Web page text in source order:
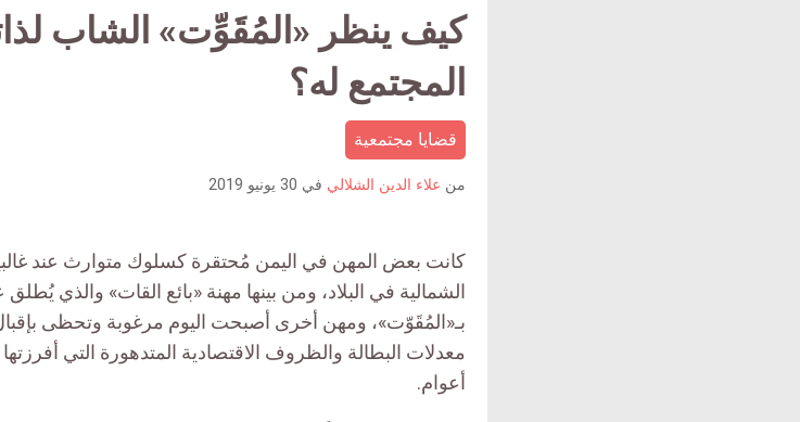
كيف ينظر «المُقَوِّت» الشاب
المجتمع له؟
قضايا مجتمعية
من علاء الدين الشلالي في 30 يونيو 2019
كانت بعض المهن في اليمن مُحتقرة كسلوك متوارث عند غالبية
الشمالية في البلاد، ومن بينها مهنة «بائع القات» والذي
بـ«المُقَوّت»، ومهن أخرى أصبحت اليوم مرغوبة وتحظى
معدلات البطالة والظروف الاقتصادية المتدهورة التي
أعوام.